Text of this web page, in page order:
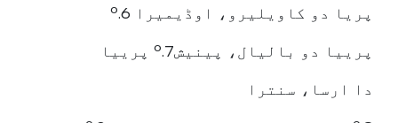
پریا دو کاویلیرو، اوڈیمیرا 6.º
پرییا دو بالیال، پینیش7.º پرییا
دا ارسا، سنترا